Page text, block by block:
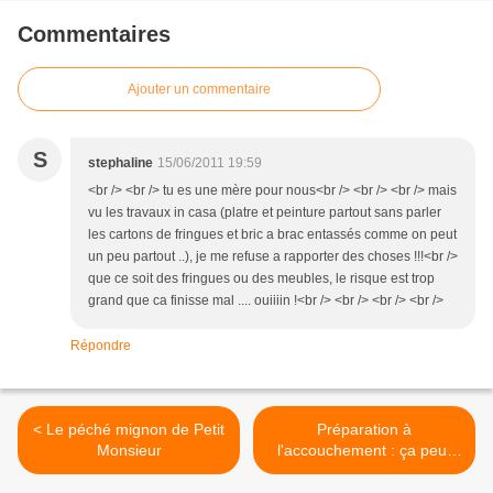
Commentaires
Ajouter un commentaire
S stephaline 15/06/2011 19:59
<br /> <br /> tu es une mère pour nous<br /> <br /> <br /> mais
vu les travaux in casa (platre et peinture partout sans parler
les cartons de fringues et bric a brac entassés comme on peut
un peu partout ..), je me refuse a rapporter des choses !!!<br />
que ce soit des fringues ou des meubles, le risque est trop
grand que ca finisse mal .... ouiiiin !<br /> <br /> <br /> <br />
Répondre
< Le péché mignon de Petit
Monsieur
Préparation à
l'accouchement : ça peut
être utile ! >